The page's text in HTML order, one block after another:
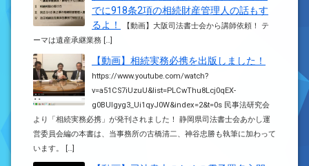
でに918条2項の相続財産管理人の話もす
るよ！
【動画】大阪司法書士会から講師依頼！ テ
ーマは遺産承継業務 […]
【動画】相続実務必携を出版しました！
https://www.youtube.com/watch?
v=a51CS7iUzuU&list=PLCwThu8Lcj0qEX-
g0BUIgyg3_Ui1qyJ0W&index=2&t=0s 民事法研究会
より「相続実務必携」が発刊されました！ 静岡県司法書士会あかし運
営委員会編の本書は、当事務所の古橋清二、神谷忠勝も執筆に加わって
います。 […]